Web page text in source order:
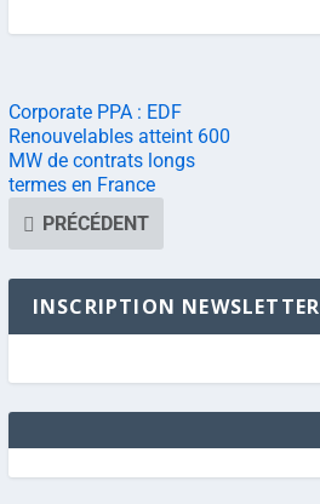
Corporate PPA : EDF
Renouvelables atteint 600
MW de contrats longs
termes en France
PRÉCÉDENT
INSCRIPTION NEWSLETTER